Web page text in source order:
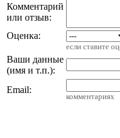
Комментарий
или отзыв:
Оценка:
если ставите
Ваши данные
(имя и т.п.):
Email:
комментариях